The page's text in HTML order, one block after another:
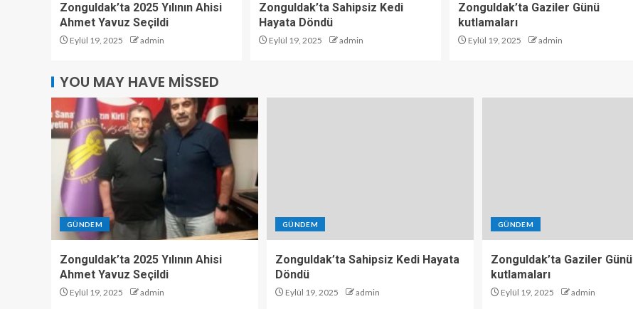
Zonguldak’ta 2025 Yılının Ahisi
Ahmet Yavuz Seçildi
Eylül 19, 2025 admin
Zonguldak’ta Sahipsiz Kedi
Hayata Döndü
Eylül 19, 2025 admin
Zonguldak’ta Gaziler Günü
kutlamaları
Eylül 19, 2025 admin
YOU MAY HAVE MISSED
GÜNDEM
Zonguldak’ta 2025 Yılının Ahisi
Ahmet Yavuz Seçildi
Eylül 19, 2025 admin
GÜNDEM
Zonguldak’ta Sahipsiz Kedi Hayata
Döndü
Eylül 19, 2025 admin
GÜNDEM
Zonguldak’ta Gaziler Günü
kutlamaları
Eylül 19, 2025 admin